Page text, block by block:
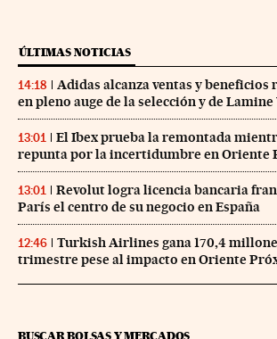
ÚLTIMAS NOTICIAS
14:18
Adidas alcanza ventas y beneficios
en pleno auge de la selección y de Lamine
13:01
El Ibex prueba la remontada
repunta por la incertidumbre en Oriente
13:01
Revolut logra licencia bancaria
París el centro de su negocio en España
12:46
Turkish Airlines gana 170,4
trimestre pese al impacto en Oriente
BUSCAR BOLSAS Y MERCADOS